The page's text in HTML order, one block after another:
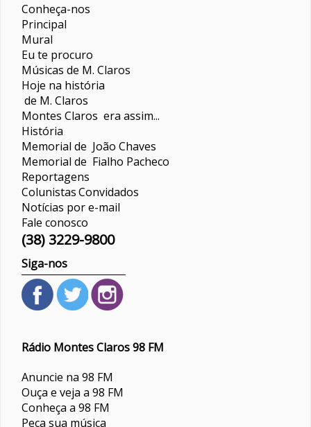
Conheça-nos
Principal
Mural
Eu te procuro
Músicas de M. Claros
Hoje na história
de M. Claros
Montes Claros era assim...
História
Memorial de João Chaves
Memorial de Fialho Pacheco
Reportagens
ColunistasConvidados
Notícias por e-mail
Fale conosco
(38) 3229-9800
Siga-nos
Rádio Montes Claros 98 FM
Anuncie na 98 FM
Ouça e veja a 98 FM
Conheça a 98 FM
Peça sua música